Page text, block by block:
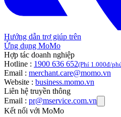
Hướng dẫn trợ giúp trên
Ứng dụng MoMo
Hợp tác doanh nghiệp
Hotline : 1900 636 652(Phí 1.000đ/
Email : merchant.care@momo.vn
Website : business.momo.vn
Liên hệ truyền thông
Email : pr@mservice.com.vn
Kết nối với MoMo